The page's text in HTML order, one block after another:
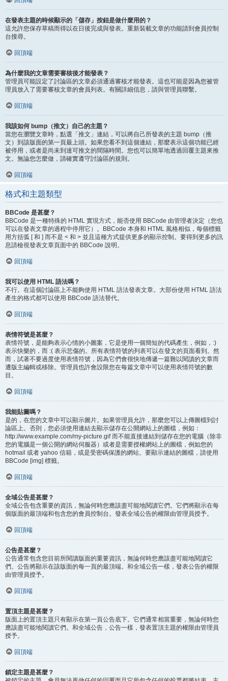
在發表主題的時候顯示的「儲存」按鈕是做什麼用的？
這允許您保存草稿而得以在日後完成與發表。重新裝載文章的功能請到會員控制
台搜尋。
回頂端
為什麼我的文章需要審核後才能發表？
管理員可能設定了討論區的文章必須通過審核才能發表。這也可能是因為您被管
理員放入了需要審核文章的會員列表。有關詳細信息，請與管理員聯繫。
回頂端
我該如何 bump（推文）自己的主題？
當您在瀏覽文章時，點選「推文」連結，可以將自己所發表的主題 bump（推
文）到該版面的第一頁最上頭。如果您看不到這個連結，那麼表示這個功能已經
被停用，或者是尚未到達可推文的間隔時間。您也可以簡單地透過回覆主題來推
文。無論您怎麼做，請確實遵守討論區的規則。
回頂端
格式和主題類型
BBCode 是甚麼？
BBCode 是一種特殊的 HTML 實現方式，能否使用 BBCode 由管理者決定（您也
可以在發表文章的過程中停用它）。BBCode 本身和 HTML 風格相似，每個標籤
用方括弧 [ 和 ] 而不是 < 和 > 並且這種方式提供更多的顯示控制。要得到更多的訊
息請檢視發表文章頁面中的 BBCode 說明。
回頂端
我可以使用 HTML 語法嗎？
不行。在這個討論區上不能夠使用 HTML 語法發表文章。大部份使用 HTML 語法
產生的格式都可以使用 BBCode 語法替代。
回頂端
表情符號是甚麼？
表情符號，是能夠表示心情的小圖案，它是使用一個簡短的代碼產生，例如，:)
表示快樂的，而 :( 表示悲傷的。所有表情符號的列表可以在發文的頁面看到。然
而，試著不要過度使用表情符號，因為它們會很快地傳遞一篇難以閱讀的文章而
遭版主編輯或移除。管理員也許會設限您在每篇文章中可以使用表情符號的數
目。
回頂端
我能貼圖嗎？
是的，在您的文章中可以顯示圖片。如果管理員允許，那麼您可以上傳圖檔到討
論區上。否則，您必須使用連結去顯示儲存在公開網站上的圖檔，例如：
http://www.example.com/my-picture.gif 而不能直接連結到儲存在您的電腦（除非
您的電腦是一個公開的網站伺服器）或者是需要授權網站上的圖檔，例如您的
hotmail 或者 yahoo 信箱，或是受密碼保護的網站。要顯示連結的圖檔，請使用
BBCode [img] 標籤。
回頂端
全域公告是甚麼？
全域公告包含重要的資訊，無論何時您應該盡可能地閱讀它們。它們將顯示在每
個版面的最頂端和包含您的會員控制台。發表全域公告的權限由管理員授予。
回頂端
公告是甚麼？
公告通常包含您目前所閱讀版面的重要資訊，無論何時您應該盡可能地閱讀它
們。公告將顯示在該版面的每一頁的最頂端。和全域公告一樣，發表公告的權限
由管理員授予。
回頂端
置頂主題是甚麼？
版面上的置頂主題只有顯示在第一頁公告底下。它們通常相當重要，無論何時您
應該盡可能地閱讀它們。和全域公告，公告一樣，發表置頂主題的權限由管理員
授予。
回頂端
鎖定主題是甚麼？